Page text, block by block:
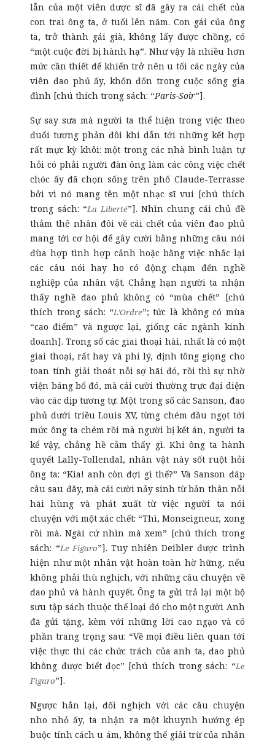
lẫn của một viên dược sĩ đã gây ra cái chết của
con trai ông ta, ở tuổi lên năm. Con gái của ông
ta, trở thành gái già, không lấy được chồng, có
“một cuộc đời bị hành hạ”. Như vậy là nhiều hơn
mức cần thiết để khiến trở nên u tối các ngày của
viên đao phủ ấy, khốn đốn trong cuộc sống gia
đình [chú thích trong sách: “Paris-Soir”].
Sự say sưa mà người ta thể hiện trong việc theo
đuổi tương phản đôi khi dẫn tới những kết hợp
rất mực kỳ khôi: một trong các nhà bình luận tự
hỏi có phải người đàn ông làm các công việc chết
chóc ấy đã chọn sống trên phố Claude-Terrasse
bởi vì nó mang tên một nhạc sĩ vui [chú thích
trong sách: “La Liberté”]. Nhìn chung cái chủ đề
thảm thê nhân đôi về cái chết của viên đao phủ
mang tới cơ hội để gây cười bằng những câu nói
đùa hợp tình hợp cảnh hoặc bằng việc nhắc lại
các câu nói hay ho có động chạm đến nghề
nghiệp của nhân vật. Chẳng hạn người ta nhận
thấy nghề đao phủ không có “mùa chết” [chú
thích trong sách: “L’Ordre”; tức là không có mùa
“cao điểm” và ngược lại, giống các ngành kinh
doanh]. Trong số các giai thoại hài, nhất là có một
giai thoại, rất hay và phi lý, định tông giọng cho
toan tính giải thoát nỗi sợ hãi đó, rồi thì sự nhờ
viện báng bổ đó, mà cái cười thường trực đại diện
vào các dịp tương tự. Một trong số các Sanson, đao
phủ dưới triều Louis XV, từng chém đầu ngọt tới
mức ông ta chém rồi mà người bị kết án, người ta
kể vậy, chẳng hề cảm thấy gì. Khi ông ta hành
quyết Lally-Tollendal, nhân vật này sốt ruột hỏi
ông ta: “Kìa! anh còn đợi gì thế?” Và Sanson đáp
câu sau đây, mà cái cười nảy sinh từ bản thân nỗi
hãi hùng và phát xuất từ việc người ta nói
chuyện với một xác chết: “Thì, Monseigneur, xong
rồi mà. Ngài cứ nhìn mà xem” [chú thích trong
sách: “Le Figaro”]. Tuy nhiên Deibler được trình
hiện như một nhân vật hoàn toàn hờ hững, nếu
không phải thù nghịch, với những câu chuyện về
đao phủ và hành quyết. Ông ta gửi trả lại một bộ
sưu tập sách thuộc thể loại đó cho một người Anh
đã gửi tặng, kèm với những lời cao ngạo và có
phần trang trọng sau: “Về mọi điều liên quan tới
việc thực thi các chức trách của anh ta, đao phủ
không được biết đọc” [chú thích trong sách: “Le
Figaro”].
Ngược hẳn lại, đối nghịch với các câu chuyện
nho nhỏ ấy, ta nhận ra một khuynh hướng ép
buộc tính cách u ám, không thể giải trừ của nhân